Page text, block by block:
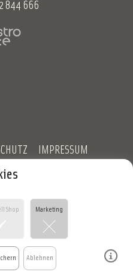
844 666
IMPRESSUM
Shop Marketing
Ablehnen